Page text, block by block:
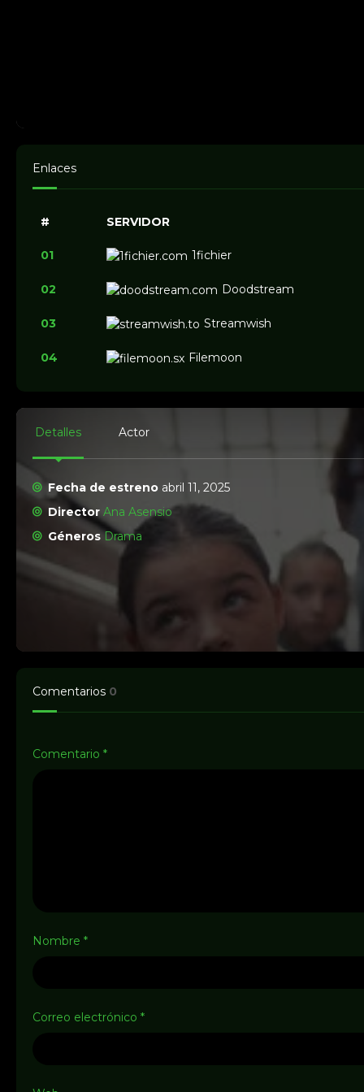
Enlaces
# SERVIDOR
01 1fichier
02 Doodstream
03 Streamwish
04 Filemoon
Detalles Actor
Fecha de estreno abril 11, 2025
Director Ana Asensio
Géneros Drama
Comentarios 0
Comentario *
Nombre *
Correo electrónico *